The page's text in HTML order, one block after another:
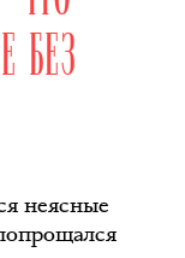
БЕЗ
неясные